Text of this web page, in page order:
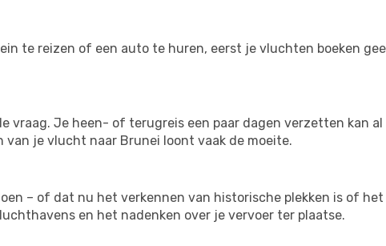
te reizen of een auto te huren, eerst je vluchten boeken
vraag. Je heen- of terugreis een paar dagen verzetten kan
je vlucht naar Brunei loont vaak de moeite.
– of dat nu het verkennen van historische plekken is of
en het nadenken over je vervoer ter plaatse.